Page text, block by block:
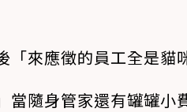
「來應徵的員工全是貓
當隨身管家還有罐罐小